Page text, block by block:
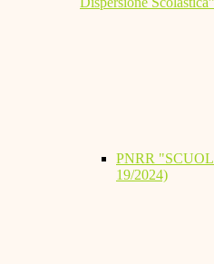
PNRR
19/2024)